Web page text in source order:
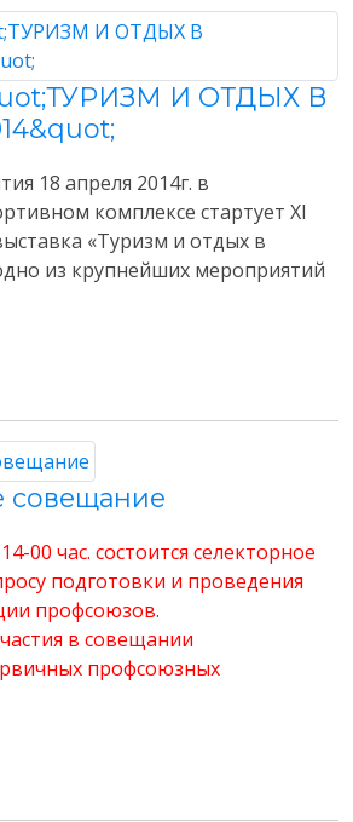
И ОТДЫХ В
18 апреля 2014г. в
комплексе стартует XI
«Туризм и отдых в
из крупнейших мероприятий
совещание
00 час. состоится селекторное
подготовки и проведения
профсоюзов.
в совещании
профсоюзных